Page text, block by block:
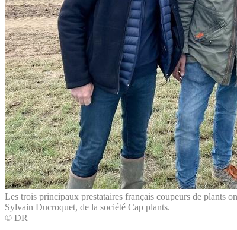
Les trois principaux prestataires français coupeurs de plants
Sylvain Ducroquet, de la société Cap plants.
© DR